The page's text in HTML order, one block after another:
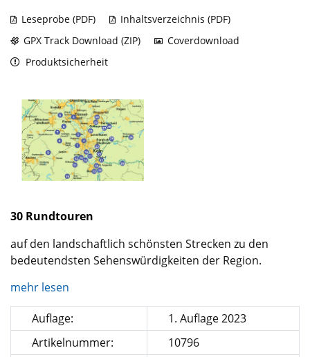
Leseprobe (PDF)
Inhaltsverzeichnis (PDF)
GPX Track Download (ZIP)
Coverdownload
Produktsicherheit
30 Rundtouren
auf den landschaftlich schönsten Strecken zu den
bedeutendsten Sehenswürdigkeiten der Region.
mehr lesen
Auflage:
1. Auflage 2023
Artikelnummer:
10796